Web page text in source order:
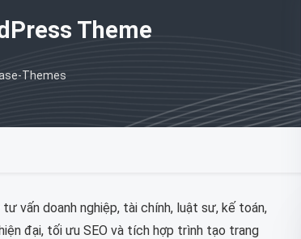
Theme
Themes
vấn doanh nghiệp, tài chính, luật sư, kế toán,
đại, tối ưu SEO và tích hợp trình tạo trang